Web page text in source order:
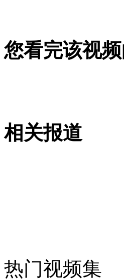
无痛分娩是否安全 医生回应
您看完该视
相关报道
热门视频集